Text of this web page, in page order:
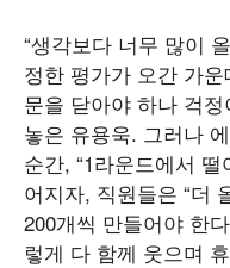
“생각보다 너무 많이
정한 평가가 오간 가
문을 닫아야 하나 걱
놓은 유용욱. 그러나
순간, “1라운드에서
어지자, 직원들은 “더
200개씩 만들어야 한
렇게 다 함께 웃으며